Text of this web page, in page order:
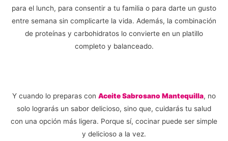
para el lunch, para consentir a tu familia o para darte un gusto
entre semana sin complicarte la vida. Además, la combinación
de proteínas y carbohidratos lo convierte en un platillo
completo y balanceado.
Y cuando lo preparas con Aceite Sabrosano Mantequilla, no
solo lograrás un sabor delicioso, sino que, cuidarás tu salud
con una opción más ligera. Porque sí, cocinar puede ser simple
y delicioso a la vez.